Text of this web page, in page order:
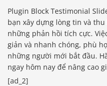
Plugin Block Testimonial
bạn xây dựng lòng tin và
những phản hồi tích cực.
giản và nhanh chóng, phù
những người mới bắt đầu.
ngay hôm nay để nâng cao
[ad_2]